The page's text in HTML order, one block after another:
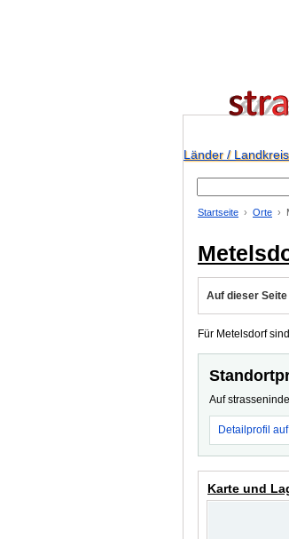
Länder / Landkreis
Startseite Orte
Auf dieser Seite
Für Metelsdorf
Auf
Detailprofil
Karte und